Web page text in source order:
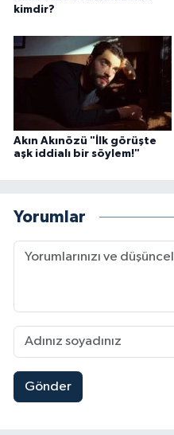
kimdir?
Akın Akınözü "İlk görüşte
aşk iddialı bir söylem!"
Yorumlar
Gönder